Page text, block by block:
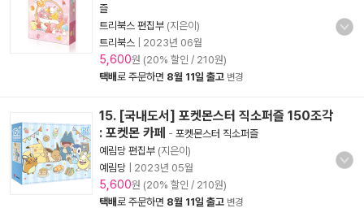
즐
트리북스 편집부 (지은이)
트리북스
2023년 06월
5,600원 (20% 할인 / 210원)
택배로 주문하면 8월 11일 출고 변경
15. [국내도서] 포켓몬스터 직소퍼즐 150조각
: 포켓몬 카페 - 포켓몬스터 직소퍼즐
예림당 편집부 (지은이)
예림당
2023년 05월
5,600원 (20% 할인 / 210원)
택배로 주문하면 8월 11일 출고 변경